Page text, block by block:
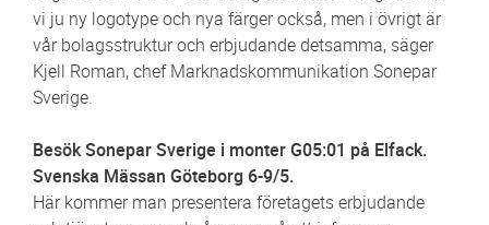
vi ju ny logotype och nya färger också, men i övrigt är
vår bolagsstruktur och erbjudande detsamma, säger
Kjell Roman, chef Marknadskommunikation Sonepar
Sverige.
Besök Sonepar Sverige i monter G05:01 på Elfack.
Svenska Mässan Göteborg 6-9/5.
Här kommer man presentera företagets erbjudande